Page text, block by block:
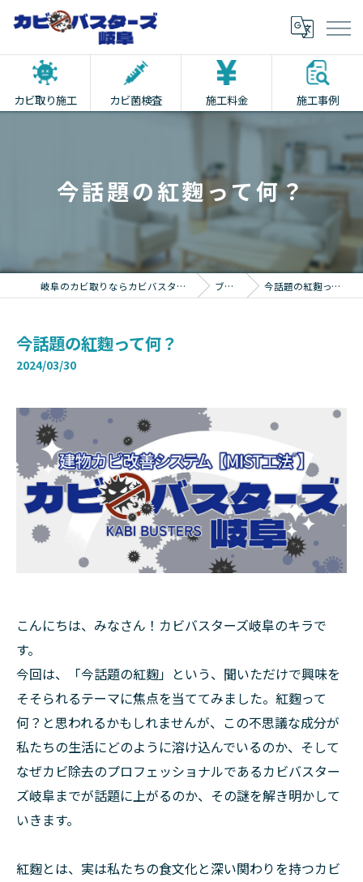
カビ取り施工 カビ菌検査 施工料金 施工事例
今話題の紅麴って何？
岐阜のカビ取りならカビバスターズ岐阜 ブログ 今話題の紅麴って何？
今話題の紅麴って何？
2024/03/30
こんにちは、みなさん！カビバスターズ岐阜のキラで
す。
今回は、「今話題の紅麴」という、聞いただけで興味を
そそられるテーマに焦点を当ててみました。紅麴って
何？と思われるかもしれませんが、この不思議な成分が
私たちの生活にどのように溶け込んでいるのか、そして
なぜカビ除去のプロフェッショナルであるカビバスター
ズ岐阜までが話題に上がるのか、その謎を解き明かして
いきます。
紅麴とは、実は私たちの食文化と深い関わりを持つカビ